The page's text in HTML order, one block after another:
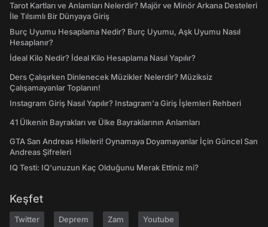
Tarot Kartları ve Anlamları Nelerdir? Majör ve Minör Arkana Desteleri
İle Tılsımlı Bir Dünyaya Giriş
Burç Uyumu Hesaplama Nedir? Burç Uyumu, Aşk Uyumu Nasıl
Hesaplanır?
İdeal Kilo Nedir? İdeal Kilo Hesaplama Nasıl Yapılır?
Ders Çalışırken Dinlenecek Müzikler Nelerdir? Müziksiz
Çalışamayanlar Toplanın!
Instagram Giriş Nasıl Yapılır? Instagram'a Giriş İşlemleri Rehberi
41 Ülkenin Bayrakları ve Ülke Bayraklarının Anlamları
GTA San Andreas Hileleri! Oynamaya Doyamayanlar İçin Güncel San
Andreas Şifreleri
IQ Testi: IQ'unuzun Kaç Olduğunu Merak Ettiniz mi?
Keşfet
Twitter Deprem Zam Youtube